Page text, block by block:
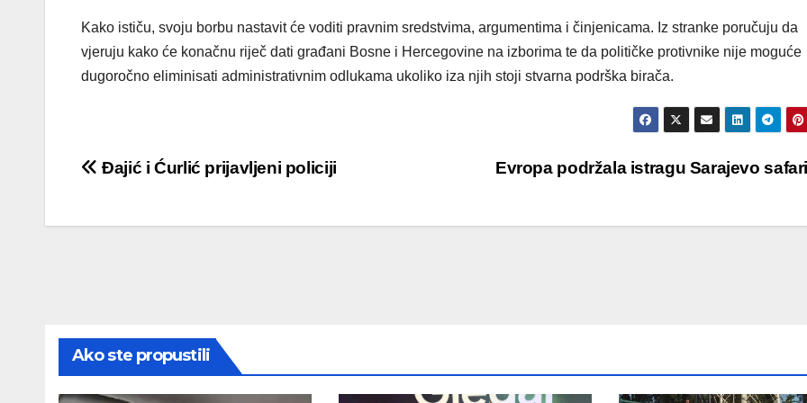
Kako ističu, svoju borbu nastavit će voditi pravnim sredstvima, argumentima i činjenicama. Iz stranke poručuju da
vjeruju kako će konačnu riječ dati građani Bosne i Hercegovine na izborima te da političke protivnike nije moguće
dugoročno eliminisati administrativnim odlukama ukoliko iza njih stoji stvarna podrška birača.
Post
Evropa podržala istragu Sarajevo
Đajić i Ćurlić prijavljeni policiji
Ako ste propustili